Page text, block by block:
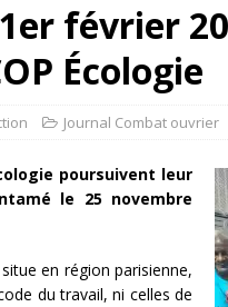
février
Écologie
Journal Combat ouvrier
poursuivent leur
le 25 novembre
en région parisienne,
du travail, ni celles de